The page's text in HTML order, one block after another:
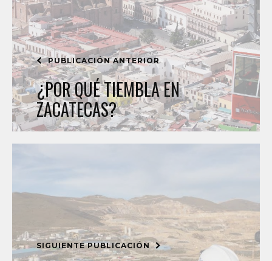
PUBLICACIÓN ANTERIOR
¿POR QUÉ TIEMBLA EN
ZACATECAS?
SIGUIENTE PUBLICACIÓN